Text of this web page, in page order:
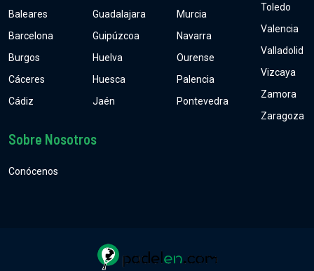
Baleares
Barcelona
Burgos
Cáceres
Cádiz
Guadalajara
Guipúzcoa
Huelva
Huesca
Jaén
Murcia
Navarra
Ourense
Palencia
Pontevedra
Toledo
Valencia
Valladolid
Vizcaya
Zamora
Zaragoza
Sobre Nosotros
Conócenos